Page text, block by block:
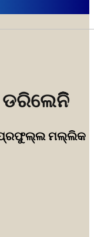
ପ୍ରଫୁଲ୍ଲ ମଲ୍ଲିକ